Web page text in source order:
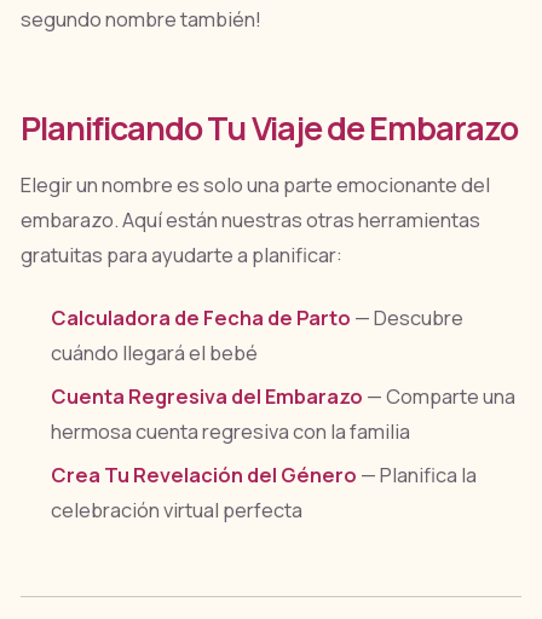
segundo nombre también!
Planificando Tu Viaje de Embarazo
Elegir un nombre es solo una parte emocionante del
embarazo. Aquí están nuestras otras herramientas
gratuitas para ayudarte a planificar:
Calculadora de Fecha de Parto — Descubre
cuándo llegará el bebé
Cuenta Regresiva del Embarazo — Comparte una
hermosa cuenta regresiva con la familia
Crea Tu Revelación del Género — Planifica la
celebración virtual perfecta